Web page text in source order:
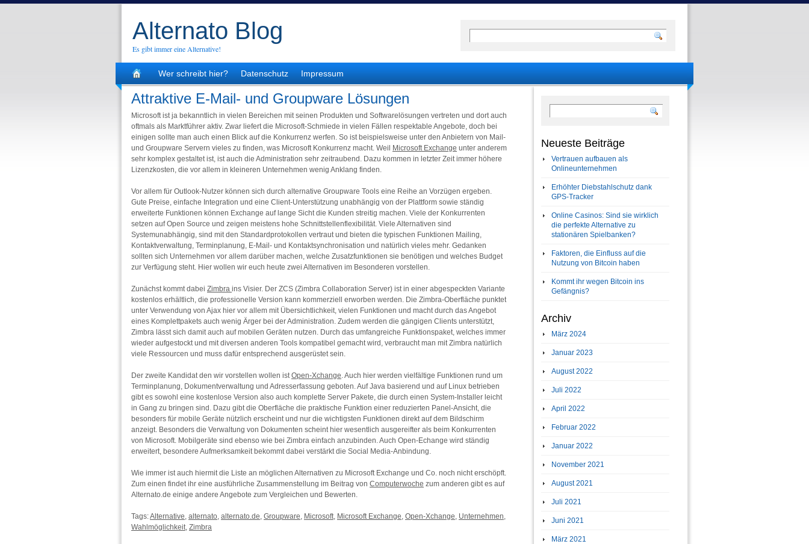
Alternato Blog
Es gibt immer eine Alternative!
Wer schreibt hier? Datenschutz Impressum
Attraktive E-Mail- und Groupware Lösungen
Microsoft ist ja bekanntlich in vielen Bereichen mit seinen Produkten und Softwarelösungen vertreten und dort auch
oftmals als Marktführer aktiv. Zwar liefert die Microsoft-Schmiede in vielen Fällen respektable Angebote, doch bei
einigen sollte man auch einen Blick auf die Konkurrenz werfen. So ist beispielsweise unter den Anbietern von Mail-
und Groupware Servern vieles zu finden, was Microsoft Konkurrenz macht. Weil
Microsoft Exchange unter anderem
sehr komplex gestaltet ist, ist auch die Administration sehr zeitraubend. Dazu kommen in letzter Zeit immer höhere
Lizenzkosten, die vor allem in kleineren Unternehmen wenig Anklang finden.
Vor allem für Outlook-Nutzer können sich durch alternative Groupware Tools eine Reihe an Vorzügen ergeben.
Gute Preise, einfache Integration und eine Client-Unterstützung unabhängig von der Plattform sowie ständig
erweiterte Funktionen können Exchange auf lange Sicht die Kunden streitig machen. Viele der Konkurrenten
setzen auf Open Source und zeigen meistens hohe Schnittstellenflexibilität. Viele Alternativen sind
Systemunabhängig, sind mit den Standardprotokollen vertraut und bieten die typischen Funktionen Mailing,
Kontaktverwaltung, Terminplanung, E-Mail- und Kontaktsynchronisation und natürlich vieles mehr. Gedanken
sollten sich Unternehmen vor allem darüber machen, welche Zusatzfunktionen sie benötigen und welches Budget
zur Verfügung steht. Hier wollen wir euch heute zwei Alternativen im Besonderen vorstellen.
Zunächst kommt dabei Zimbra ins Visier. Der ZCS (Zimbra Collaboration Server) ist in einer abgespeckten Variante
kostenlos erhältlich, die professionelle Version kann kommerziell erworben werden. Die Zimbra-Oberfläche punktet
unter Verwendung von Ajax hier vor allem mit Übersichtlichkeit, vielen Funktionen und macht durch das Angebot
eines Komplettpakets auch wenig Ärger bei der Administration. Zudem werden die gängigen Clients unterstützt,
Zimbra lässt sich damit auch auf mobilen Geräten nutzen. Durch das umfangreiche Funktionspaket, welches immer
wieder aufgestockt und mit diversen anderen Tools kompatibel gemacht wird, verbraucht man mit Zimbra natürlich
viele Ressourcen und muss dafür entsprechend ausgerüstet sein.
Der zweite Kandidat den wir vorstellen wollen istOpen-Xchange. Auch hier werden vielfältige Funktionen rund um
Terminplanung, Dokumentverwaltung und Adresserfassung geboten. Auf Java basierend und auf Linux betrieben
gibt es sowohl eine kostenlose Version also auch komplette Server Pakete, die durch einen System-Installer leicht
in Gang zu bringen sind. Dazu gibt die Oberfläche die praktische Funktion einer reduzierten Panel-Ansicht, die
besonders für mobile Geräte nützlich erscheint und nur die wichtigsten Funktionen direkt auf dem Bildschirm
anzeigt. Besonders die Verwaltung von Dokumenten scheint hier wesentlich ausgereifter als beim Konkurrenten
von Microsoft. Mobilgeräte sind ebenso wie bei Zimbra einfach anzubinden. Auch Open-Echange wird ständig
erweitert, besondere Aufmerksamkeit bekommt dabei verstärkt die Social Media-Anbindung.
Wie immer ist auch hiermit die Liste an möglichen Alternativen zu Microsoft Exchange und Co. noch nicht erschöpft.
Zum einen findet ihr eine ausführliche Zusammenstellung im Beitrag von Computerwoche zum anderen gibt es auf
Alternato.de einige andere Angebote zum Vergleichen und Bewerten.
Tags:Alternative, alternato, alternato.de, Groupware, Microsoft, Microsoft Exchange, Open-Xchange, Unternehmen,
Wahlmöglichkeit, Zimbra
Neueste Beiträge
Vertrauen aufbauen als
Onlineunternehmen
Erhöhter Diebstahlschutz dank
GPS-Tracker
Online Casinos: Sind sie wirklich
die perfekte Alternative zu
stationären Spielbanken?
Faktoren, die Einfluss auf die
Nutzung von Bitcoin haben
Kommt ihr wegen Bitcoin ins
Gefängnis?
Archiv
März 2024
Januar 2023
August 2022
Juli 2022
April 2022
Februar 2022
Januar 2022
November 2021
August 2021
Juli 2021
Juni 2021
März 2021